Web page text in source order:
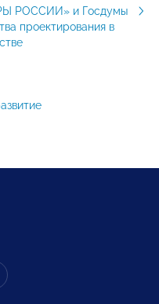
РОССИИ» и Госдумы
проектирования в